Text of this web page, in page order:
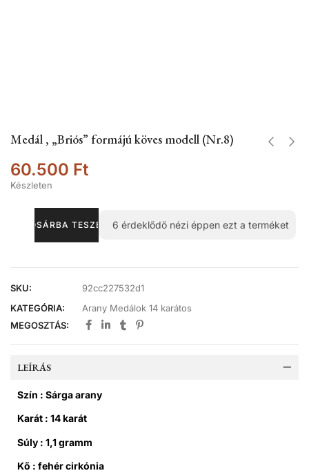
Medál , „Briós” formájú köves modell (Nr.8)
60.500 Ft
Készleten
KOSÁRBA TESZEM 6 érdeklődő nézi éppen ezt a terméket
SKU:
92cc227532d1
KATEGÓRIA:
Arany Medálok 14 karátos
MEGOSZTÁS:
LEÍRÁS
Szín : Sárga arany
Karát : 14 karát
Súly : 1,1 gramm
Kő : fehér cirkónia